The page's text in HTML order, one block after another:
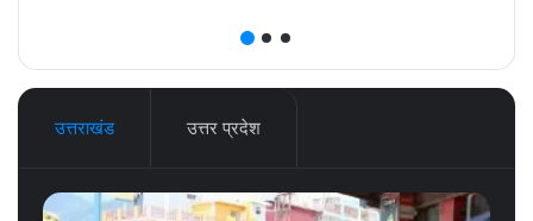
उत्तराखंड उत्तर प्रदेश